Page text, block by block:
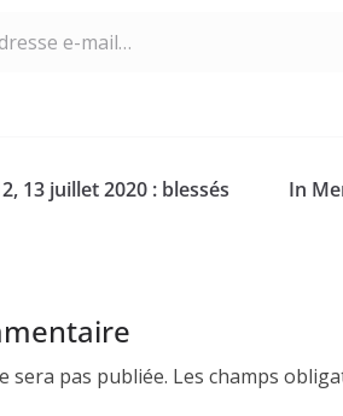
13 juillet 2020 : blessés
In
sera pas publiée. Les champs